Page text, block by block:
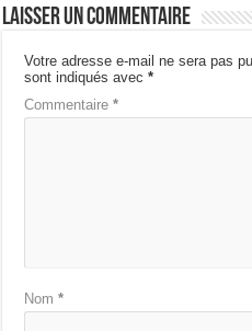
Laisser un commentaire
Votre adresse e-mail ne sera pas
sont indiqués avec*
Commentaire*
Nom*